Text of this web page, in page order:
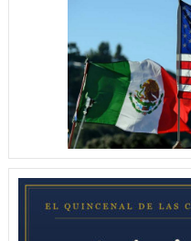
con
de
gel
para
la
de